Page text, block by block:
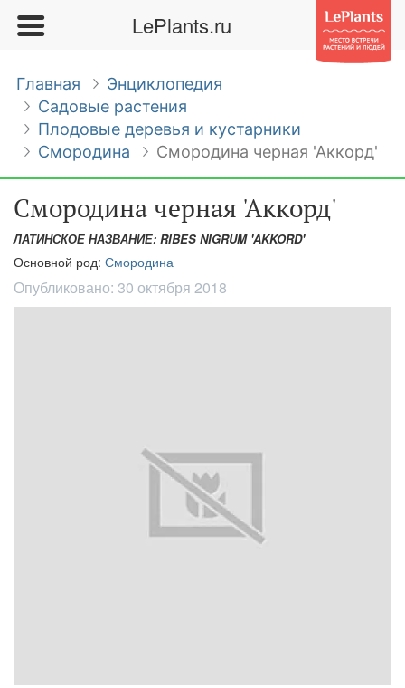
LePlants.ru
Главная
Энциклопедия
Садовые растения
Плодовые деревья и кустарники
Смородина
Смородина черная 'Аккорд'
Смородина черная 'Аккорд'
ЛАТИНСКОЕ НАЗВАНИЕ: RIBES NIGRUM 'AKKORD'
Основной род: Смородина
Опубликовано: 30 октября 2018